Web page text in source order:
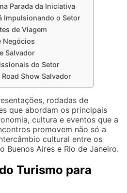
Parada da Iniciativa
Impulsionando o Setor
de Viagem
Negócios
Salvador
do Setor
Show Salvador
rodadas de
que abordam os principais
cultura e eventos que a
promovem não só a
cultural entre os
Buenos Aires e Rio de Janeiro.
Turismo para